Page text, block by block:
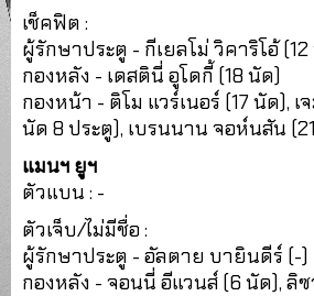
เช็คฟิต :
ผู้รักษาประตู - กีเยลโม่ วิคาริโอ้
กองหลัง - เดสตินี่ อูโดกี้ (18 นัด)
กองหน้า - ติโม แวร์เนอร์ (17 นัด),
นัด 8 ประตู), เบรนนาน จอห์นสัน
แมนฯ ยูฯ
ตัวแบน : -
ตัวเจ็บ/ไม่มีชื่อ :
ผู้รักษาประตู - อัลตาย บายินดีร์ (-)
กองหลัง - จอนนี่ อีแวนส์ (6 นัด), ลิ